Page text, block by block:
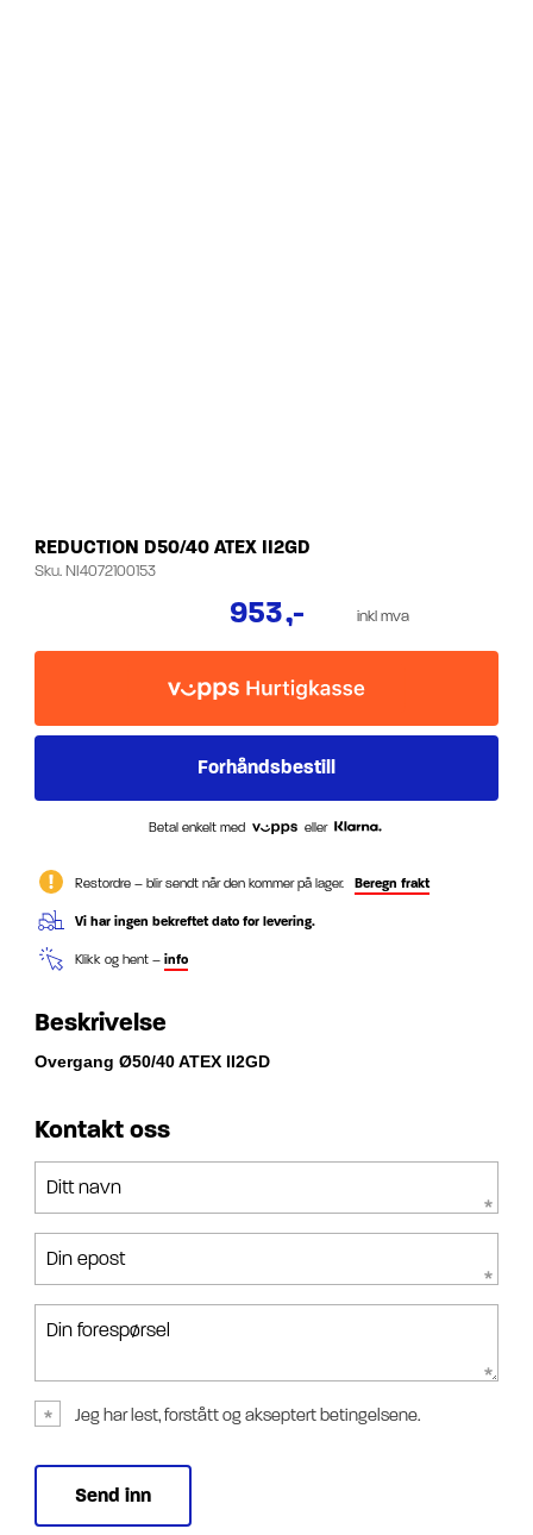
REDUCTION D50/40 ATEX II2GD
Sku.NI4072100153
953,- inkl mva
Betal enkelt med eller
Restordre – blir sendt når den kommer på lager. Beregn frakt
Vi har ingen bekreftet dato for levering.
Klikk og hent – info
Beskrivelse
Overgang Ø50/40 ATEX II2GD
Kontakt oss
Ditt navn
Din epost
Din forespørsel
Jeg har lest, forstått og akseptert betingelsene.